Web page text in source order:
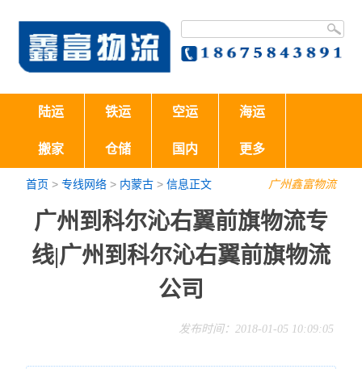
陆运 铁运 空运 海运
搬家 仓储 国内 更多
广州鑫富物流
首页 >专线网络 > 内蒙古 >信息正文
广州到科尔沁右翼前旗物流专
线|广州到科尔沁右翼前旗物流
公司
发布时间：2018-01-05 10:09:05